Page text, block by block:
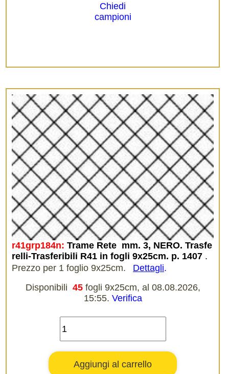
Chiedi
campioni
r41grp184n: Trame Rete  mm. 3, NERO. Trasfe
relli-Trasferibili R41 in fogli 9x25cm. p. 1407 .
Prezzo per 1 foglio 9x25cm.
Dettagli.
Disponibili 45 fogli 9x25cm, al 08.08.2026,
15:55. Verifica